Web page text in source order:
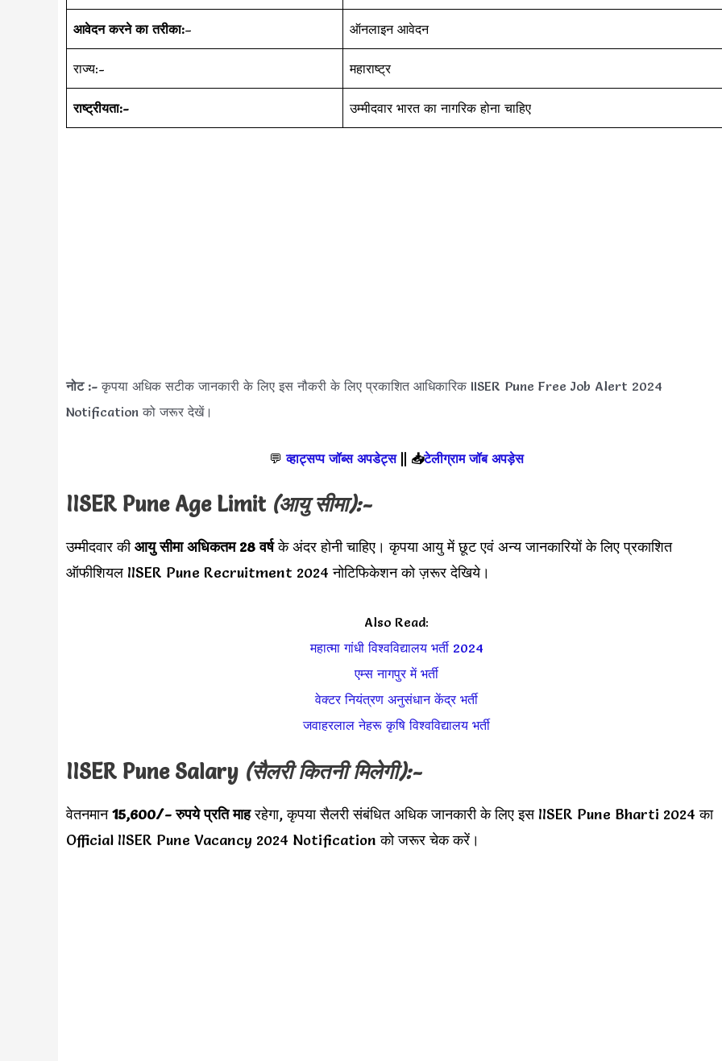
आवेदन करने का तरीका:– ऑनलाइन आवेदन
राज्य:- महाराष्ट्र
राष्ट्रीयता:- उम्मीदवार भारत का नागरिक होना चाहिए
नोट :- कृपया अधिक सटीक जानकारी के लिए इस नौकरी के लिए प्रकाशित आधिकारिक IISER Pune Free Job Alert 2024
Notification को जरूर देखें।
💬 व्हाट्सप्प जॉब्स अपडेट्स|| 📥टेलीग्राम जॉब अपड़ेस
IISER Pune Age Limit (आयु सीमा):-
उम्मीदवार कीआयु सीमा अधिकतम 28 वर्षके अंदर होनी चाहिए। कृपया आयु में छूट एवं अन्य जानकारियों के लिए प्रकाशित
ऑफीशियल IISER Pune Recruitment 2024 नोटिफिकेशन को ज़रूर देखिये।
Also Read:
महात्मा गांधी विश्वविद्यालय भर्ती 2024
एम्स नागपुर में भर्ती
वेक्टर नियंत्रण अनुसंधान केंद्र भर्ती
जवाहरलाल नेहरू कृषि विश्वविद्यालय भर्ती
IISER Pune Salary (सैलरी कितनी मिलेगी):-
वेतनमान15,600/- रुपये प्रति माहरहेगा, कृपया सैलरी संबंधित अधिक जानकारी के लिए इस IISER Pune Bharti 2024 का
Official IISER Pune Vacancy 2024 Notification को जरूर चेक करें।